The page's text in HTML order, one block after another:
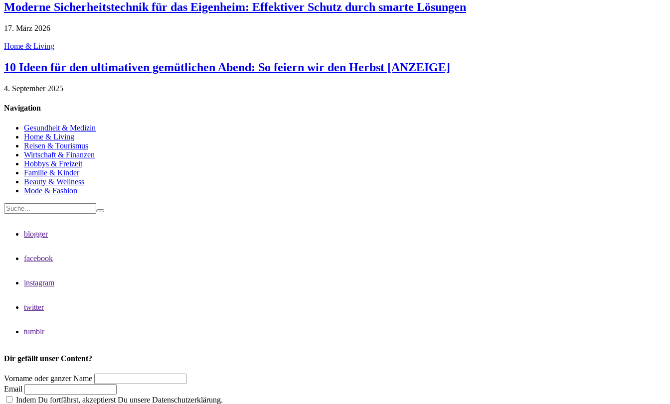
Moderne Sicherheitstechnik für das Eigenheim: Effektiver Schutz durch smarte Lösungen
17. März 2026
Home & Living
10 Ideen für den ultimativen gemütlichen Abend: So feiern wir den Herbst [ANZEIGE]
4. September 2025
Navigation
Gesundheit & Medizin
Home & Living
Reisen & Tourismus
Wirtschaft & Finanzen
Hobbys & Freizeit
Familie & Kinder
Beauty & Wellness
Mode & Fashion
blogger
facebook
instagram
twitter
tumblr
Dir gefällt unser Content?
Vorname oder ganzer Name
Email
Indem Du fortfährst, akzeptierst Du unsere Datenschutzerklärung.